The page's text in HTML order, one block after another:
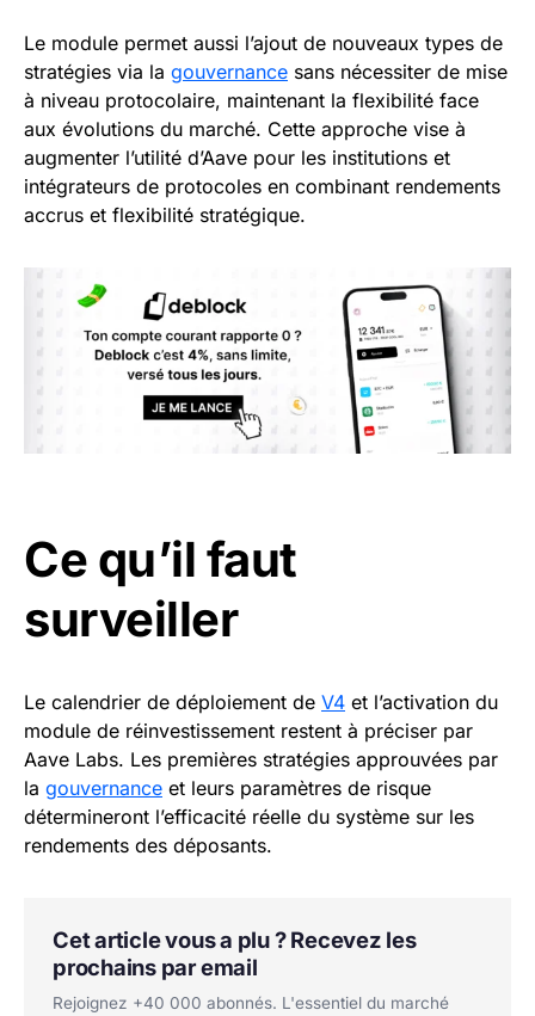
Le module permet aussi l’ajout de nouveaux types de
stratégies via la gouvernance sans nécessiter de mise
à niveau protocolaire, maintenant la flexibilité face
aux évolutions du marché. Cette approche vise à
augmenter l’utilité d’Aave pour les institutions et
intégrateurs de protocoles en combinant rendements
accrus et flexibilité stratégique.
Ce qu’il faut
surveiller
Le calendrier de déploiement de V4 et l’activation du
module de réinvestissement restent à préciser par
Aave Labs. Les premières stratégies approuvées par
la gouvernance et leurs paramètres de risque
détermineront l’efficacité réelle du système sur les
rendements des déposants.
Cet article vous a plu ? Recevez les
prochains par email
Rejoignez +40 000 abonnés. L'essentiel du marché